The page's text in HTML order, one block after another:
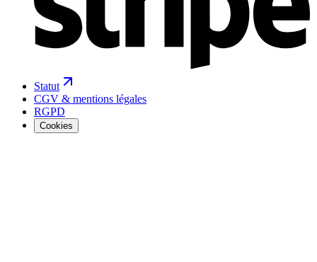
Statut
CGV & mentions légales
RGPD
Cookies